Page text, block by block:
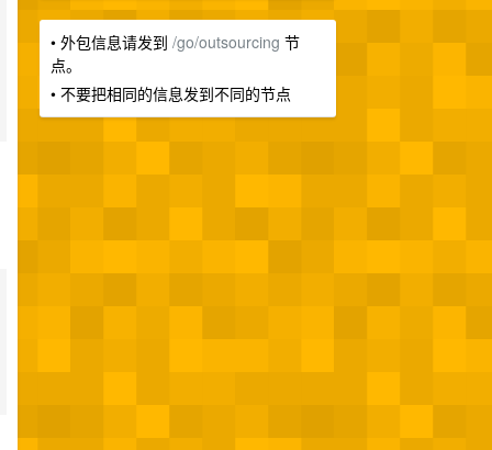
• 外包信息请发到 /go/outsourcing 节
点。
• 不要把相同的信息发到不同的节点